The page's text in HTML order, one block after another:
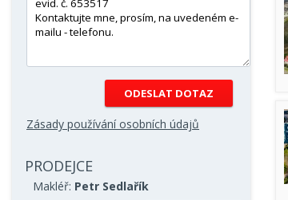
Zásady používání osobních údajů
PRODEJCE
Makléř: Petr Sedlařík